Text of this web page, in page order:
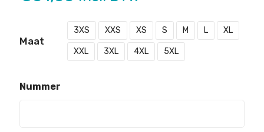
Maat
3XS XXS XS S M L XL
XXL 3XL 4XL 5XL
Nummer